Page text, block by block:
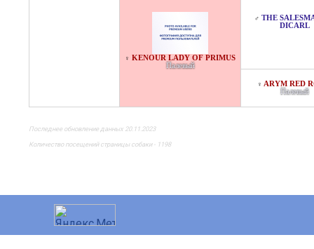
♀ KENOUR LADY OF PRIMUS
Палевый
♂ THE
DICARL
♀ ARYM RED
Палевый
Последнее обновление данных 20.11.2023
Количество посещений страницы собаки - 1198